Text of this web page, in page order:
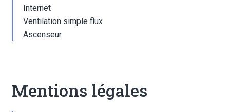
Internet
Ventilation simple flux
Ascenseur
Mentions légales